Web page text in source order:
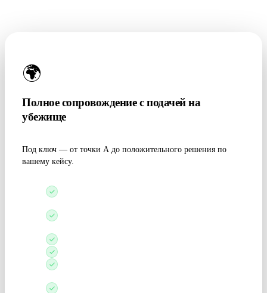
🌍
Полное сопровождение с подачей на
убежище
Под ключ — от точки А до положительного решения по
вашему кейсу.